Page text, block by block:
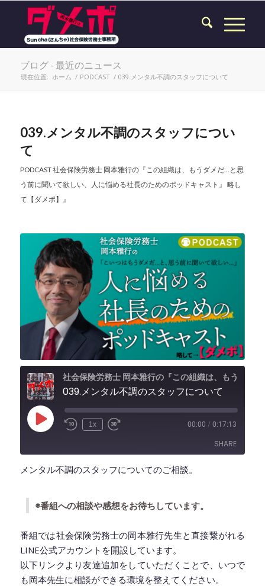
ブログ - 最近のニュース
現在位置: ホーム / PODCAST / 039.メンタル不調のスタッフについて
039.メンタル不調のスタッフについ
て
PODCAST社会保険労務士 岡本雅行の『この組織は、もうダメだ...と思
う前に聞いて欲しい、人に悩める社長のためのポッドキャスト』 略し
て【ダメポ】』
039.メンタル不調のスタッフについて
Play
Episode
1x 00:00 / 0:17:13
SHARE
LINK
EMBED
メンタル不調のスタッフについてのご相談。
◉番組への相談や感想をお待ちしています。
番組では社会保険労務士の岡本雅行先生と直接繋がれる
LINE公式アカウントを開設しています。
以下リンクより友達追加をしていただくことで、いつで
も岡本先生に相談ができる環境を整えてください。